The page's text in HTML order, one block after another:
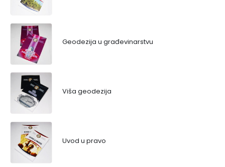
Geodezija u građevinarstvu
Viša geodezija
Uvod u pravo